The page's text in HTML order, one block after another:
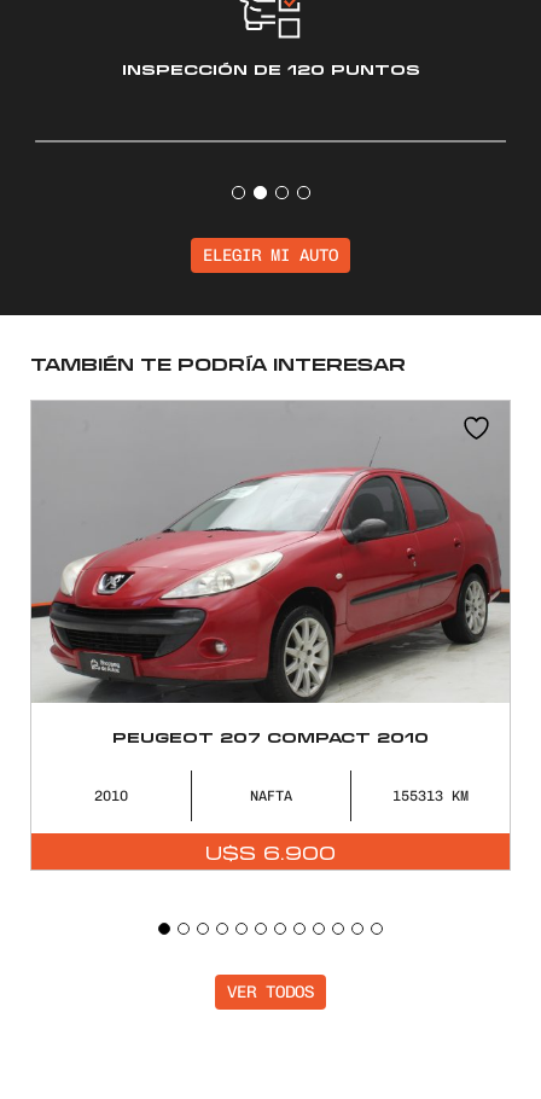
INSPECCIÓN DE 120 PUNTOS
ELEGIR MI AUTO
TAMBIÉN TE PODRÍA INTERESAR
2010
155313
RENAULT KWID
NAFTA
VER TODOS